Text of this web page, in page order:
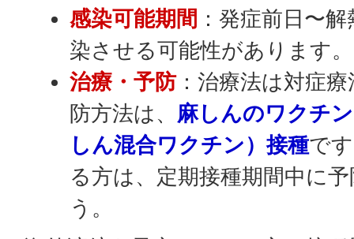
感染可能期間 ：発症前日〜
染させる可能性があります。
治療・予防：治療法は対症
防方法は、 麻しんのワクチ
しん混合ワクチン）接種で
る方は、定期接種期間中に
う。